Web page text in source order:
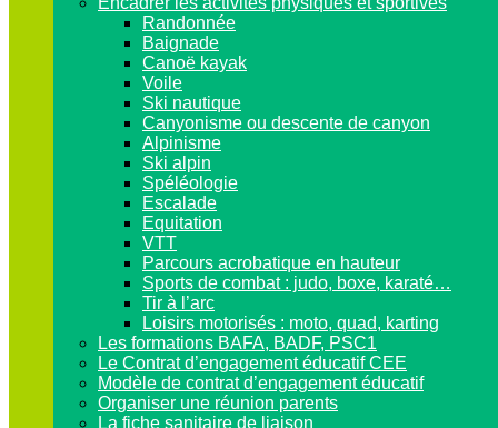
Randonnée
Baignade
Canoë kayak
Voile
Ski nautique
Canyonisme ou descente de canyon
Alpinisme
Ski alpin
Spéléologie
Escalade
Equitation
VTT
Parcours acrobatique en hauteur
Sports de combat : judo, boxe, karaté…
Tir à l’arc
Loisirs motorisés : moto, quad, karting
Les formations BAFA, BADF, PSC1
Le Contrat d’engagement éducatif CEE
Modèle de contrat d’engagement éducatif
Organiser une réunion parents
La fiche sanitaire de liaison